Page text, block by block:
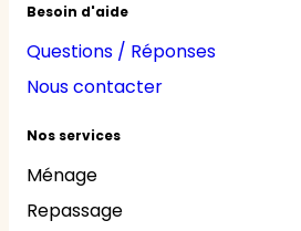
Besoin d'aide
Questions / Réponses
Nous contacter
Nos services
Ménage
Repassage